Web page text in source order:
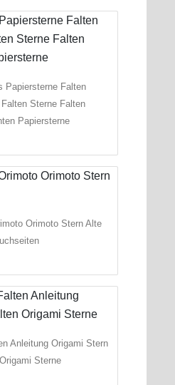
Papiersterne Falten
Sterne Falten
Papiersterne
Orimoto Stern Alte
Anleitung Origami Stern
Sterne